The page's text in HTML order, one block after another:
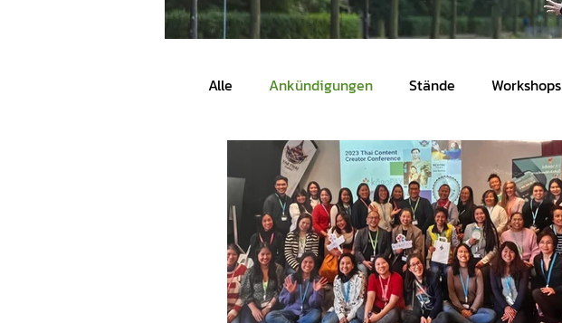
Alle Ankündigungen Stände Workshops
Verhaltensregeln